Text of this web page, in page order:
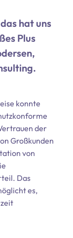
hat uns
Plus
konnte
der
Großkunden
von
Das
es,